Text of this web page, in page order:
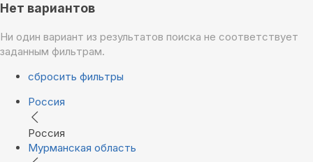
Нет вариантов
Ни один вариант из результатов поиска не соответствует
заданным фильтрам.
сбросить фильтры
Россия
Россия
Мурманская область